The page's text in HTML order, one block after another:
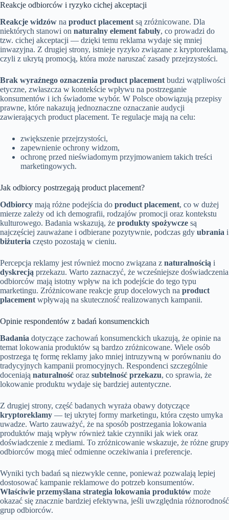
Reakcje odbiorców i ryzyko cichej akceptacji
Reakcje widzów na product placement są zróżnicowane. Dla
niektórych stanowi on naturalny element fabuły, co prowadzi do
tzw. cichej akceptacji — dzięki temu reklama wydaje się mniej
inwazyjna. Z drugiej strony, istnieje ryzyko związane z kryptoreklamą,
czyli z ukrytą promocją, która może naruszać zasady przejrzystości.
Brak wyraźnego oznaczenia product placement budzi wątpliwości
etyczne, zwłaszcza w kontekście wpływu na postrzeganie
konsumentów i ich świadome wybór. W Polsce obowiązują przepisy
prawne, które nakazują jednoznaczne oznaczanie audycji
zawierających product placement. Te regulacje mają na celu:
zwiększenie przejrzystości,
zapewnienie ochrony widzom,
ochronę przed nieświadomym przyjmowaniem takich treści
marketingowych.
Jak odbiorcy postrzegają product placement?
Odbiorcy mają różne podejścia do product placement, co w dużej
mierze zależy od ich demografii, rodzajów promocji oraz kontekstu
kulturowego. Badania wskazują, że produkty spożywcze są
najczęściej zauważane i odbierane pozytywnie, podczas gdy ubrania i
biżuteria często pozostają w cieniu.
Percepcja reklamy jest również mocno związana z naturalnością i
dyskrecją przekazu. Warto zaznaczyć, że wcześniejsze doświadczenia
odbiorców mają istotny wpływ na ich podejście do tego typu
marketingu. Zróżnicowane reakcje grup docelowych na product
placement wpływają na skuteczność realizowanych kampanii.
Opinie respondentów z badań konsumenckich
Badania dotyczące zachowań konsumenckich ukazują, że opinie na
temat lokowania produktów są bardzo zróżnicowane. Wiele osób
postrzega tę formę reklamy jako mniej intruzywną w porównaniu do
tradycyjnych kampanii promocyjnych. Respondenci szczególnie
doceniają naturalność oraz subtelność przekazu, co sprawia, że
lokowanie produktu wydaje się bardziej autentyczne.
Z drugiej strony, część badanych wyraża obawy dotyczące
kryptoreklamy — tej ukrytej formy marketingu, która często umyka
uwadze. Warto zauważyć, że na sposób postrzegania lokowania
produktów mają wpływ również takie czynniki jak wiek oraz
doświadczenie z mediami. To zróżnicowanie wskazuje, że różne grupy
odbiorców mogą mieć odmienne oczekiwania i preferencje.
Wyniki tych badań są niezwykle cenne, ponieważ pozwalają lepiej
dostosować kampanie reklamowe do potrzeb konsumentów.
Właściwie przemyślana strategia lokowania produktów może
okazać się znacznie bardziej efektywna, jeśli uwzględnia różnorodność
grup odbiorców.